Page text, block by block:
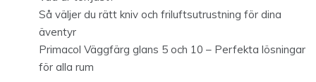
Så väljer du rätt kniv och friluftsutrustning för dina
äventyr
Primacol Väggfärg glans 5 och 10 – Perfekta lösningar
för alla rum